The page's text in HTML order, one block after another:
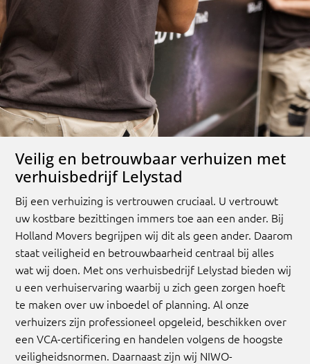
Veilig en betrouwbaar verhuizen met
verhuisbedrijf Lelystad
Bij een verhuizing is vertrouwen cruciaal. U vertrouwt
uw kostbare bezittingen immers toe aan een ander. Bij
Holland Movers begrijpen wij dit als geen ander. Daarom
staat veiligheid en betrouwbaarheid centraal bij alles
wat wij doen. Met ons verhuisbedrijf Lelystad bieden wij
u een verhuiservaring waarbij u zich geen zorgen hoeft
te maken over uw inboedel of planning. Al onze
verhuizers zijn professioneel opgeleid, beschikken over
een VCA-certificering en handelen volgens de hoogste
veiligheidsnormen. Daarnaast zijn wij NIWO-